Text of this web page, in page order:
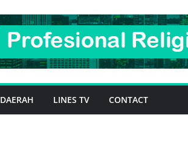
DAERAH LINES TV CONTACT